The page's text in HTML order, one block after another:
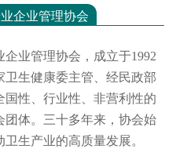
企业管理协会
企业管理协会，成立于1992
卫生健康委主管、经民政部
国性、行业性、非营利性的
团体。三十多年来，协会始
生产业的高质量发展。